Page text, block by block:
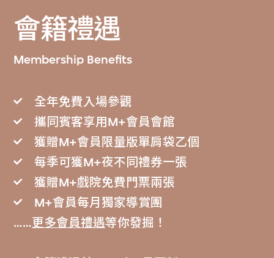
會籍禮遇
Membership Benefits
全年免費入場參觀
攜同賓客享用M+會員會館
獲贈M+會員限量版單肩袋乙個
每季可獲M+夜不同禮券一張
獲贈M+戲院免費門票兩張
M+會員每月獨家導賞團
……更多會員禮遇等你發掘！